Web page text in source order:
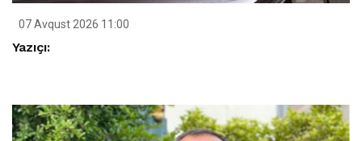
07 Avqust 2026 11:00
Yazıçı: